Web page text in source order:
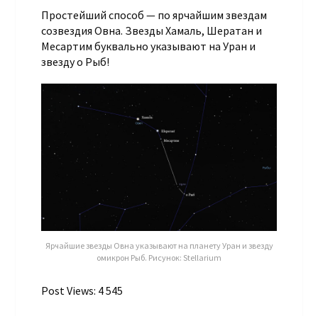
Простейший способ — по ярчайшим звездам
созвездия Овна. Звезды Хамаль, Шератан и
Месартим буквально указывают на Уран и
звезду ο Рыб!
Ярчайшие звезды Овна указывают на планету Уран и звезду
омикрон Рыб. Рисунок: Stellarium
Post Views: 4 545